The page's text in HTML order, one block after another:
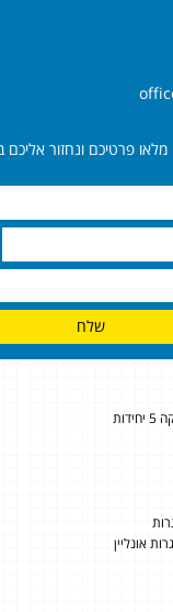
מלאו פרטיכם ונחזור
שלח
אונליין